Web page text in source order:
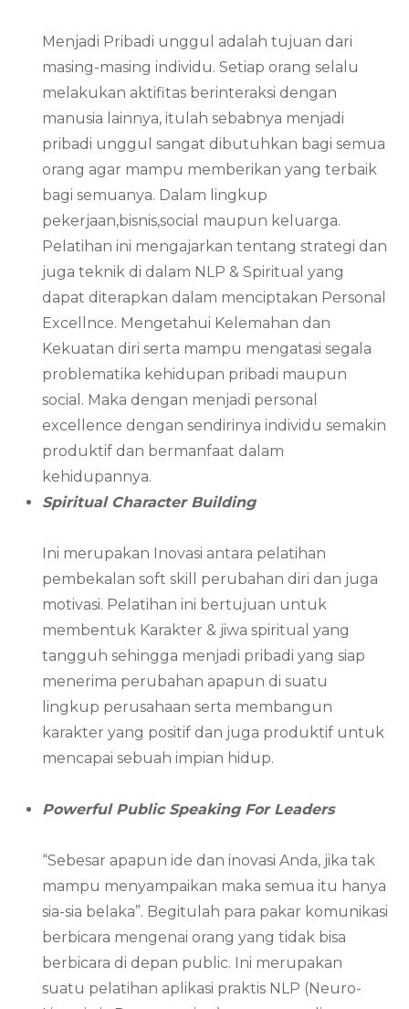
Menjadi Pribadi unggul adalah tujuan dari
masing-masing individu. Setiap orang selalu
melakukan aktifitas berinteraksi dengan
manusia lainnya, itulah sebabnya menjadi
pribadi unggul sangat dibutuhkan bagi semua
orang agar mampu memberikan yang terbaik
bagi semuanya. Dalam lingkup
pekerjaan,bisnis,social maupun keluarga.
Pelatihan ini mengajarkan tentang strategi dan
juga teknik di dalam NLP & Spiritual yang
dapat diterapkan dalam menciptakan Personal
Excellnce. Mengetahui Kelemahan dan
Kekuatan diri serta mampu mengatasi segala
problematika kehidupan pribadi maupun
social. Maka dengan menjadi personal
excellence dengan sendirinya individu semakin
produktif dan bermanfaat dalam
kehidupannya.
Spiritual Character Building
Ini merupakan Inovasi antara pelatihan
pembekalan soft skill perubahan diri dan juga
motivasi. Pelatihan ini bertujuan untuk
membentuk Karakter & jiwa spiritual yang
tangguh sehingga menjadi pribadi yang siap
menerima perubahan apapun di suatu
lingkup perusahaan serta membangun
karakter yang positif dan juga produktif untuk
mencapai sebuah impian hidup.
Powerful Public Speaking For Leaders
“Sebesar apapun ide dan inovasi Anda, jika tak
mampu menyampaikan maka semua itu hanya
sia-sia belaka”. Begitulah para pakar komunikasi
berbicara mengenai orang yang tidak bisa
berbicara di depan public. Ini merupakan
suatu pelatihan aplikasi praktis NLP (Neuro-